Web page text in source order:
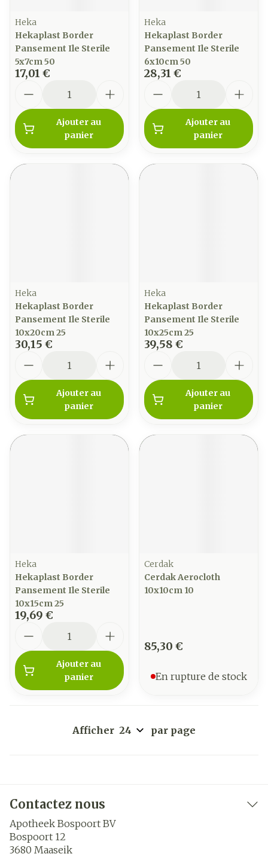
Heka
Hekaplast Border
Pansement Ile Sterile
5x7cm 50
17,01 €
Ajouter au
panier
Heka
Hekaplast Border
Pansement Ile Sterile
6x10cm 50
28,31 €
Ajouter au
panier
Heka
Hekaplast Border
Pansement Ile Sterile
10x20cm 25
30,15 €
Ajouter au
panier
Heka
Hekaplast Border
Pansement Ile Sterile
10x25cm 25
39,58 €
Ajouter au
panier
Heka
Hekaplast Border
Pansement Ile Sterile
10x15cm 25
19,69 €
Ajouter au
panier
Cerdak
Cerdak Aerocloth
10x10cm 10
85,30 €
En rupture de stock
Afficher par page
Contactez nous
Apotheek Bospoort BV
Bospoort 12
3680 Maaseik